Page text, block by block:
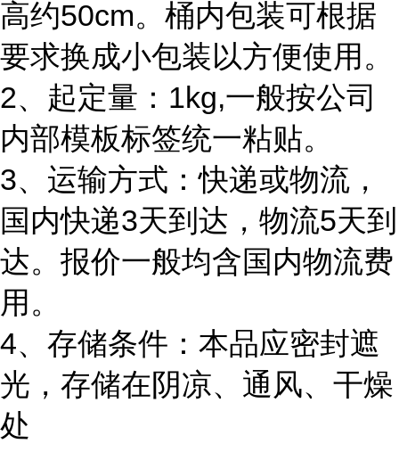
高约50cm。桶内包装可根据
要求换成小包装以方便使用。
2、起定量：1kg,一般按公司
内部模板标签统一粘贴。
3、运输方式：快递或物流，
国内快递3天到达，物流5天到
达。报价一般均含国内物流费
用。
4、存储条件：本品应密封遮
光，存储在阴凉、通风、干燥
处